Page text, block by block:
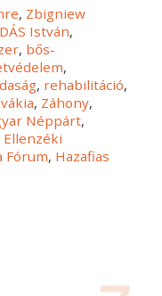
, Zbigniew
István,
, bős-
,
, rehabilitáció,
, Záhony,
Néppárt,
Ellenzéki
Fórum, Hazafias